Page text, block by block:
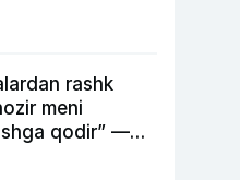
rashk
meni
qodir” —
ishidagi